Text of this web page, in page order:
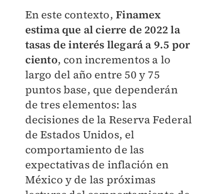
En este contexto,Finamex
estima que al cierre de 2022 la
tasas de interés llegará a 9.5 por
ciento, con incrementos a lo
largo del año entre 50 y 75
puntos base, que dependerán
de tres elementos: las
decisiones de la Reserva Federal
de Estados Unidos, el
comportamiento de las
expectativas de inflación en
México y de las próximas